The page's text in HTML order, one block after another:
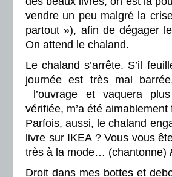
vendre un peu malgré la
partout »), afin de dégager
On attend le chaland.
Le chaland s’arrête. S’il
journée est très mal
l’ouvrage et vaquera
vérifiée, m’a été
Parfois, aussi, le chaland
livre sur IKEA ? Vous vous
très à la mode… (chantonne)
Droit dans mes bottes et